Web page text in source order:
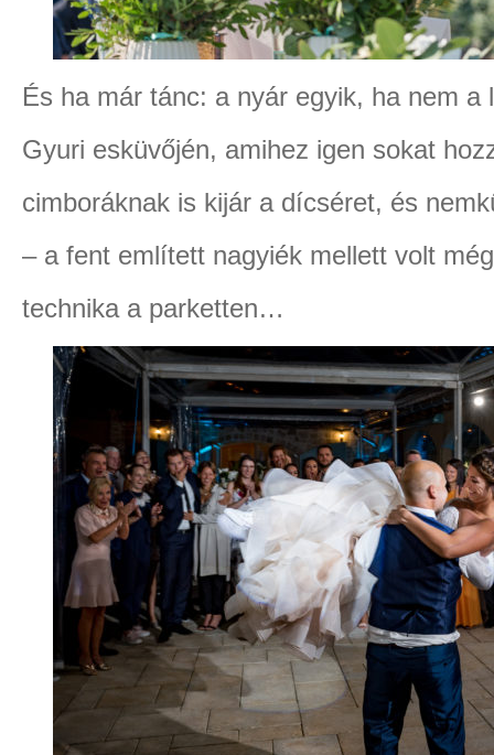
És ha már tánc: a nyár egyik, ha nem a
Gyuri esküvőjén, amihez igen sokat
cimboráknak is kijár a dícséret, és
– a fent említett nagyiék mellett volt
technika a parketten…